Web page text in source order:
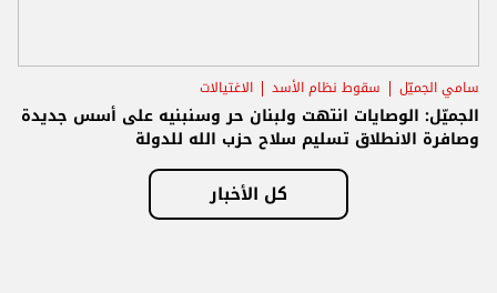
سامي الجميّل سقوط نظام الأسد الاغتيالات
الجميّل: الوصايات انتهت ولبنان حر وسنبنيه على أسس جديدة
وصافرة الانطلاق تسليم سلاح حزب الله للدولة
كل الأخبار